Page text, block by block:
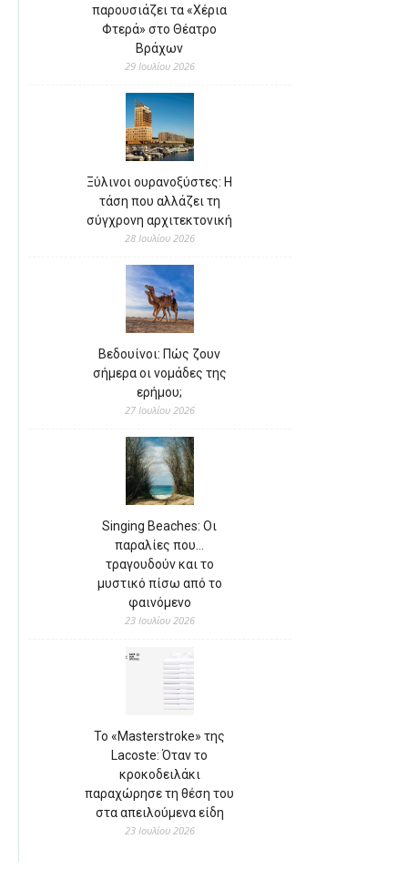
παρουσιάζει τα «Χέρια
Φτερά» στο Θέατρο
Βράχων
29 Ιουλίου 2026
Ξύλινοι ουρανοξύστες: Η
τάση που αλλάζει τη
σύγχρονη αρχιτεκτονική
28 Ιουλίου 2026
Βεδουίνοι: Πώς ζουν
σήμερα οι νομάδες της
ερήμου;
27 Ιουλίου 2026
Singing Beaches: Οι
παραλίες που…
τραγουδούν και το
μυστικό πίσω από το
φαινόμενο
23 Ιουλίου 2026
Το «Masterstroke» της
Lacoste: Όταν το
κροκοδειλάκι
παραχώρησε τη θέση του
στα απειλούμενα είδη
23 Ιουλίου 2026